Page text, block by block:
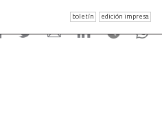
boletín edición impresa